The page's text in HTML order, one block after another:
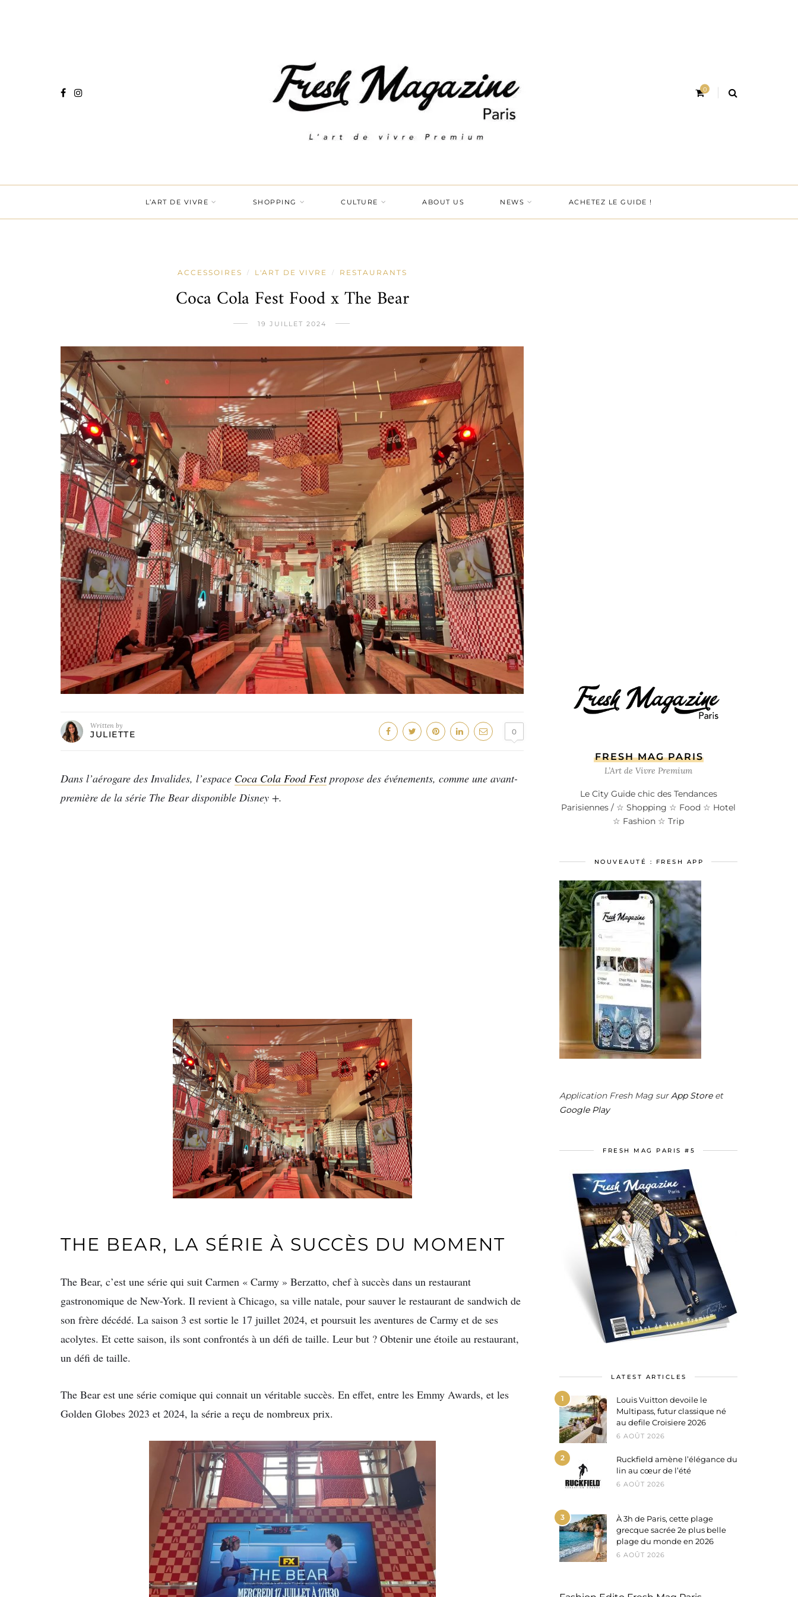
0
L’ART DE VIVRE SHOPPING CULTURE ABOUT US NEWS ACHETEZ LE GUIDE !
ACCESSOIRES / L'ART DE VIVRE / RESTAURANTS
Coca Cola Fest Food x The Bear
19 JUILLET 2024
Written by
JULIETTE 0
Dans l’aérogare des Invalides, l’espace Coca Cola Food Festpropose des événements, comme une avant-
première de la série The Bear disponible Disney +.
THE BEAR, LA SÉRIE À SUCCÈS DU MOMENT
The Bear, c’est une série qui suit Carmen « Carmy » Berzatto, chef à succès dans un restaurant
gastronomique de New-York. Il revient à Chicago, sa ville natale, pour sauver le restaurant de sandwich de
son frère décédé. La saison 3 est sortie le 17 juillet 2024, et poursuit les aventures de Carmy et de ses
acolytes. Et cette saison, ils sont confrontés à un défi de taille. Leur but ? Obtenir une étoile au restaurant,
un défi de taille.
The Bear est une série comique qui connait un véritable succès. En effet, entre les Emmy Awards, et les
Golden Globes 2023 et 2024, la série a reçu de nombreux prix.
FRESH MAG PARIS
L’Art de Vivre Premium
Le City Guide chic des Tendances
Parisiennes / ☆ Shopping ☆ Food ☆ Hotel
☆ Fashion ☆ Trip
NOUVEAUTÉ : FRESH APP
Application Fresh Mag surApp Storeet
Google Play
FRESH MAG PARIS #5
LATEST ARTICLES
1
Louis Vuitton devoile le
Multipass, futur classique né
au defile Croisiere 2026
6 AOÛT 2026
2
Ruckfield amène l’élégance du
lin au cœur de l’été
6 AOÛT 2026
3
À 3h de Paris, cette plage
grecque sacrée 2e plus belle
plage du monde en 2026
6 AOÛT 2026